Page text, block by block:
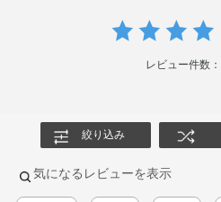
レビュー件数：
絞り込み
気になるレビューを表示